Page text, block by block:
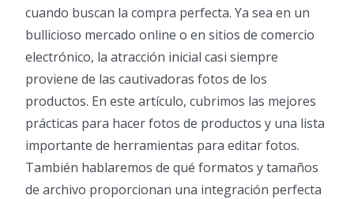
cuando buscan la compra perfecta. Ya sea en un
bullicioso mercado online o en sitios de comercio
electrónico, la atracción inicial casi siempre
proviene de las cautivadoras fotos de los
productos. En este artículo, cubrimos las mejores
prácticas para hacer fotos de productos y una lista
importante de herramientas para editar fotos.
También hablaremos de qué formatos y tamaños
de archivo proporcionan una integración perfecta